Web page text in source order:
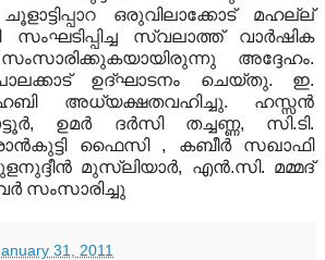
ചൂളാട്ടിപ്പാറ ഒരുവിലാക്കോട് മഹല്ല്
സംഘടിപ്പിച്ച സ്വലാത്ത് വാര്‍ഷിക
അദ്ദേഹം.
ഉദ്ഘാടനം ചെയ്തു. ഇ.
അധ്യക്ഷതവഹിച്ചു. ഹസ്സന്‍
ഉമര്‍ ദര്‍സി തച്ചണ്ണ, സി.ടി.
ഫൈസി , കബീര്‍ സഖാഫി
മുസ്‌ലിയാര്‍, എന്‍.സി. മമ്മദ്
സംസാരിച്ചു
31, 2011